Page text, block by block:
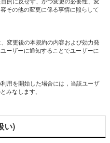
その他の変更に係る事情に照らして
変更後の本規約の内容および効力発
ーザーに通知することでユーザーに
用を開始した場合には，当該ユーザ
みなします。
い)